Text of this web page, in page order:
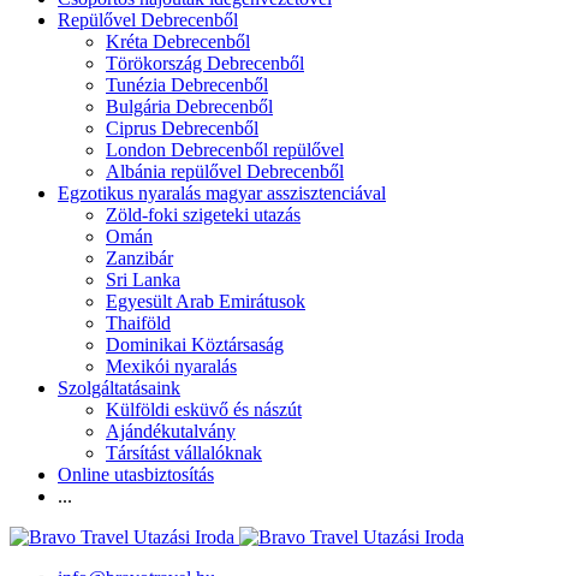
Repülővel Debrecenből
Kréta Debrecenből
Törökország Debrecenből
Tunézia Debrecenből
Bulgária Debrecenből
Ciprus Debrecenből
London Debrecenből repülővel
Albánia repülővel Debrecenből
Egzotikus nyaralás magyar asszisztenciával
Zöld-foki szigeteki utazás
Omán
Zanzibár
Sri Lanka
Egyesült Arab Emirátusok
Thaiföld
Dominikai Köztársaság
Mexikói nyaralás
Szolgáltatásaink
Külföldi esküvő és nászút
Ajándékutalvány
Társítást vállalóknak
Online utasbiztosítás
...